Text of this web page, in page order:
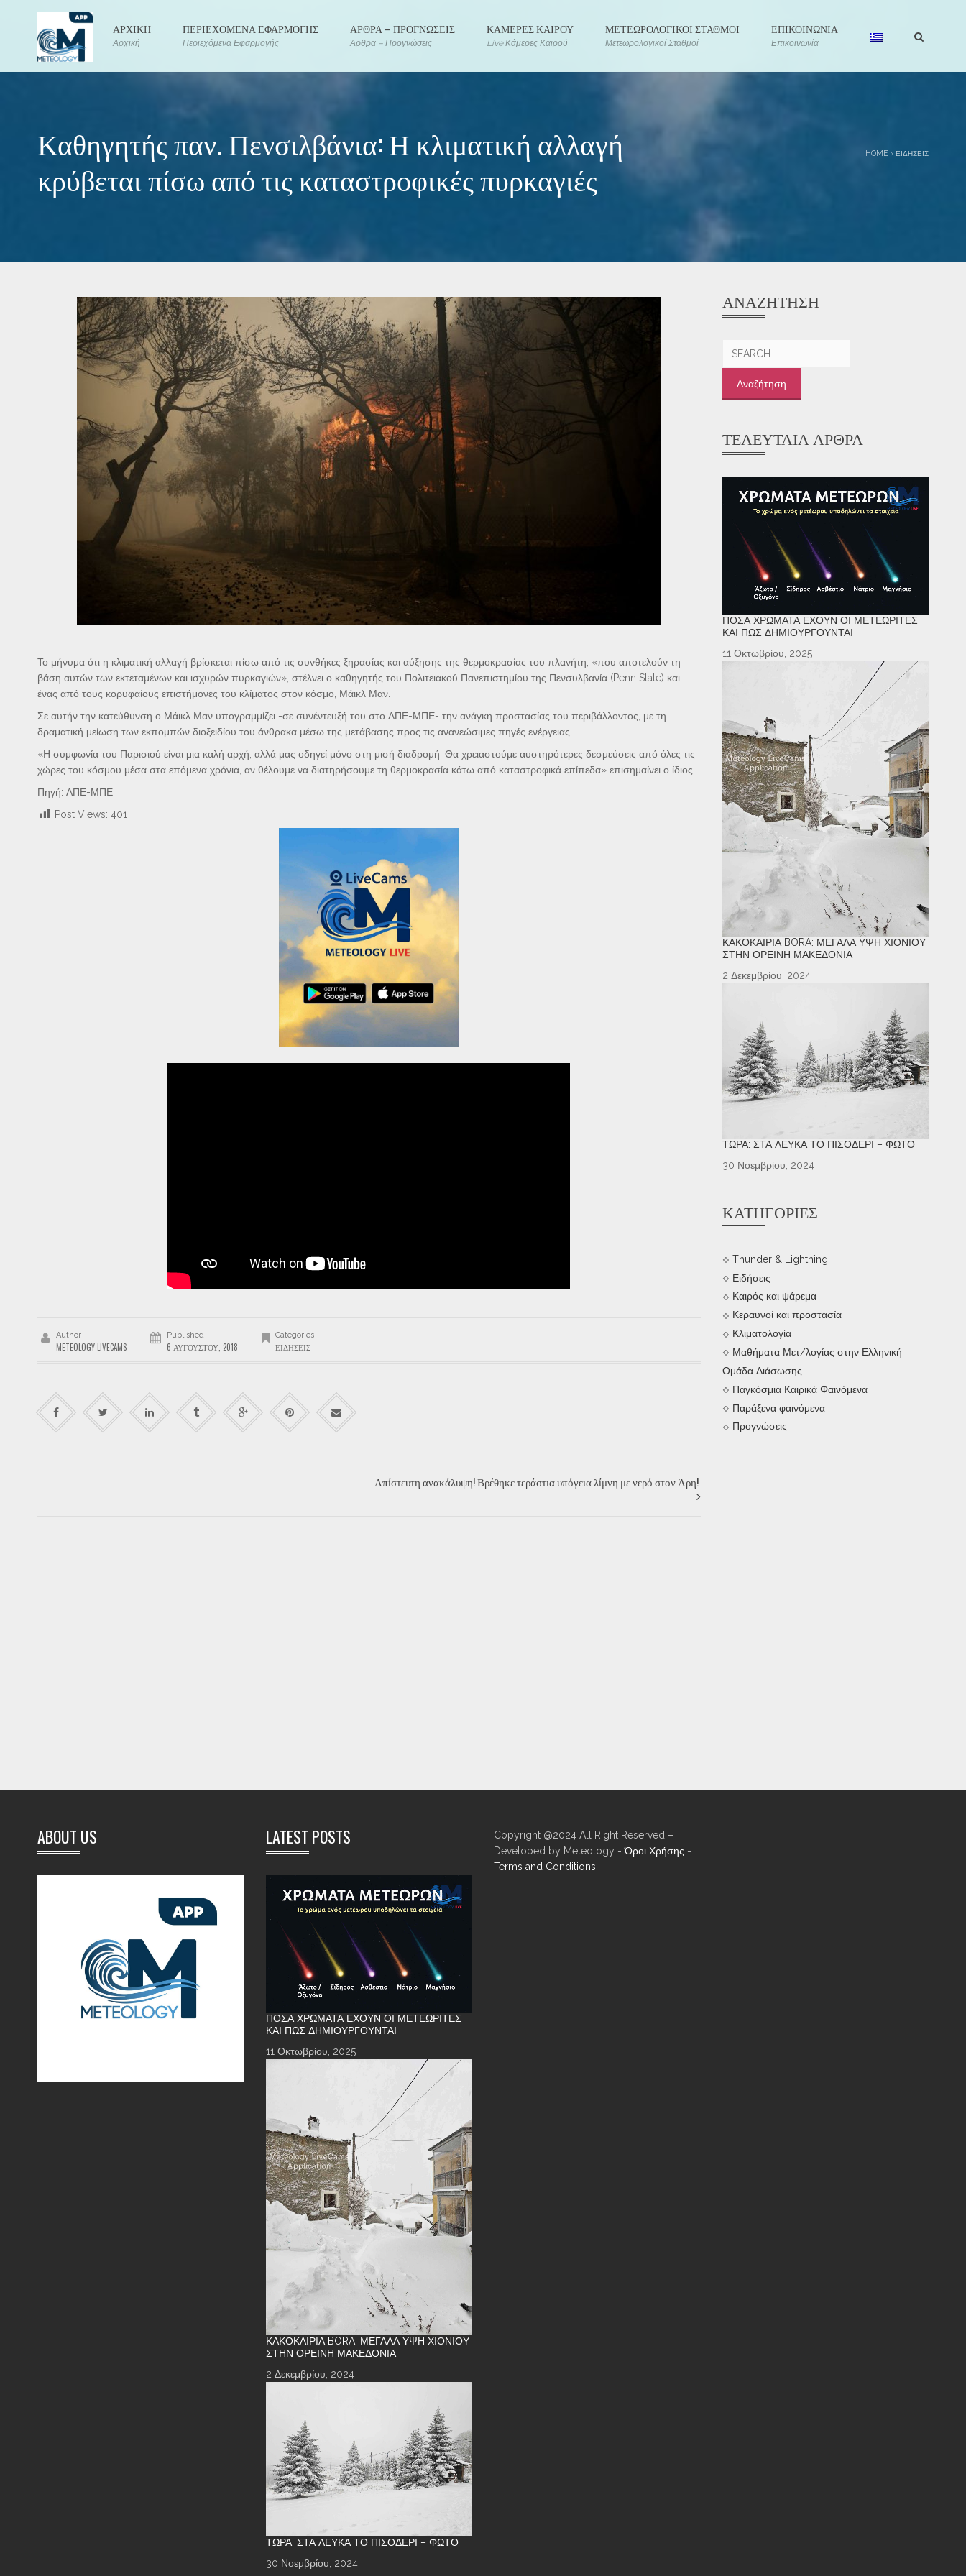
ΑΡΧΙΚΗ
Αρχική
ΠΕΡΙΕΧΟΜΕΝΑ ΕΦΑΡΜΟΓΗΣ
Περιεχόμενα Εφαρμογής
ΑΡΘΡΑ – ΠΡΟΓΝΩΣΕΙΣ
Άρθρα – Προγνώσεις
ΚΑΜΕΡΕΣ ΚΑΙΡΟΥ
Live Κάμερες Καιρού
ΜΕΤΕΩΡΟΛΟΓΙΚΟΙ ΣΤΑΘΜΟΙ
Μετεωρολογικοί Σταθμοί
ΕΠΙΚΟΙΝΩΝΙΑ
Επικοινωνία
Καθηγητής παν. Πενσιλβάνια: Η κλιματική αλλαγή
κρύβεται πίσω από τις καταστροφικές πυρκαγιές
HOME › ΕΙΔΉΣΕΙΣ
Το μήνυμα ότι η κλιματική αλλαγή βρίσκεται πίσω από τις συνθήκες ξηρασίας και αύξησης της θερμοκρασίας του πλανήτη, «που αποτελούν τη
βάση αυτών των εκτεταμένων και ισχυρών πυρκαγιών», στέλνει ο καθηγητής του Πολιτειακού Πανεπιστημίου της Πενσυλβανία (Penn State) και
ένας από τους κορυφαίους επιστήμονες του κλίματος στον κόσμο, Μάικλ Μαν.
Σε αυτήν την κατεύθυνση ο Μάικλ Μαν υπογραμμίζει -σε συνέντευξή του στο ΑΠΕ-ΜΠΕ- την ανάγκη προστασίας του περιβάλλοντος, με τη
δραματική μείωση των εκπομπών διοξειδίου του άνθρακα μέσω της μετάβασης προς τις ανανεώσιμες πηγές ενέργειας.
«Η συμφωνία του Παρισιού είναι μια καλή αρχή, αλλά μας οδηγεί μόνο στη μισή διαδρομή. Θα χρειαστούμε αυστηρότερες δεσμεύσεις από όλες τις
χώρες του κόσμου μέσα στα επόμενα χρόνια, αν θέλουμε να διατηρήσουμε τη θερμοκρασία κάτω από καταστροφικά επίπεδα» επισημαίνει ο ίδιος
Πηγή: ΑΠΕ-ΜΠΕ
Post Views: 401
Author
METEOLOGY LIVECAMS
Published
6 ΑΥΓΟΎΣΤΟΥ, 2018
Categories
ΕΙΔΉΣΕΙΣ
Απίστευτη ανακάλυψη! Βρέθηκε τεράστια υπόγεια λίμνη με νερό στον Άρη!
ΑΝΑΖΉΤΗΣΗ
ΤΕΛΕΥΤΑΊΑ ΆΡΘΡΑ
ΠΌΣΑ ΧΡΏΜΑΤΑ ΈΧΟΥΝ ΟΙ ΜΕΤΕΩΡΊΤΕΣ
ΚΑΙ ΠΏΣ ΔΗΜΙΟΥΡΓΟΎΝΤΑΙ
11 Οκτωβρίου, 2025
ΚΑΚΟΚΑΙΡΊΑ BORA: ΜΕΓΆΛΑ ΎΨΗ ΧΙΟΝΙΟΎ
ΣΤΗΝ ΟΡΕΙΝΉ ΜΑΚΕΔΟΝΊΑ
2 Δεκεμβρίου, 2024
ΤΏΡΑ: ΣΤΑ ΛΕΥΚΆ ΤΟ ΠΙΣΟΔΈΡΙ – ΦΩΤΌ
30 Νοεμβρίου, 2024
ΚΑΤΗΓΟΡΊΕΣ
Thunder & Lightning
Ειδήσεις
Καιρός και ψάρεμα
Κεραυνοί και προστασία
Κλιματολογία
Μαθήματα Μετ/λογίας στην Ελληνική
Ομάδα Διάσωσης
Παγκόσμια Καιρικά Φαινόμενα
Παράξενα φαινόμενα
Προγνώσεις
ABOUT US LATEST POSTS
ΠΌΣΑ ΧΡΏΜΑΤΑ ΈΧΟΥΝ ΟΙ ΜΕΤΕΩΡΊΤΕΣ
ΚΑΙ ΠΏΣ ΔΗΜΙΟΥΡΓΟΎΝΤΑΙ
11 Οκτωβρίου, 2025
ΚΑΚΟΚΑΙΡΊΑ BORA: ΜΕΓΆΛΑ ΎΨΗ ΧΙΟΝΙΟΎ
ΣΤΗΝ ΟΡΕΙΝΉ ΜΑΚΕΔΟΝΊΑ
2 Δεκεμβρίου, 2024
ΤΏΡΑ: ΣΤΑ ΛΕΥΚΆ ΤΟ ΠΙΣΟΔΈΡΙ – ΦΩΤΌ
30 Νοεμβρίου, 2024
Copyright @2024 All Right Reserved –
Developed by Meteology -Όροι Χρήσης -
Terms and Conditions